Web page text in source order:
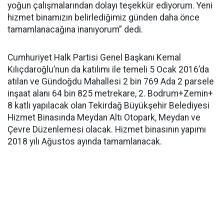
yoğun çalışmalarından dolayı teşekkür ediyorum. Yeni
hizmet binamızın belirlediğimiz günden daha önce
tamamlanacağına inanıyorum” dedi.
Cumhuriyet Halk Partisi Genel Başkanı Kemal
Kılıçdaroğlu’nun da katılımı ile temeli 5 Ocak 2016’da
atılan ve Gündoğdu Mahallesi 2 bin 769 Ada 2 parsele
inşaat alanı 64 bin 825 metrekare, 2. Bodrum+Zemin+
8 katlı yapılacak olan Tekirdağ Büyükşehir Belediyesi
Hizmet Binasında Meydan Altı Otopark, Meydan ve
Çevre Düzenlemesi olacak. Hizmet binasının yapımı
2018 yılı Ağustos ayında tamamlanacak.